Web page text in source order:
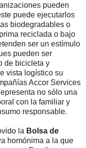
pueden
puede ejecutarlos
biodegradables o
reciclada o bajo
ser un estímulo
pueden ser
de bicicleta y
vista logístico su
Accor Services
no sólo una
con la familiar y
responsable.
la Bolsa de
homónima a la que